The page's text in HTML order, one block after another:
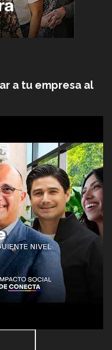
a tu empresa al